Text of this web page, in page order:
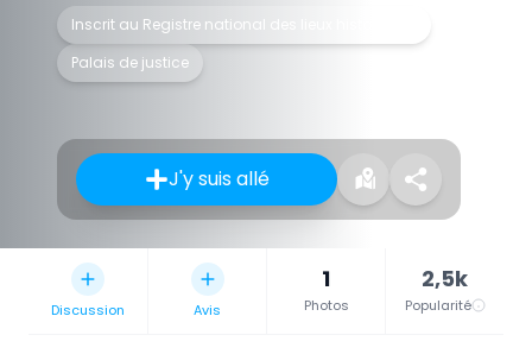
Inscrit au Registre national des lieux historiques
Palais de justice
J'y suis allé
Discussion Avis
1
Photos
2,5k
Popularité